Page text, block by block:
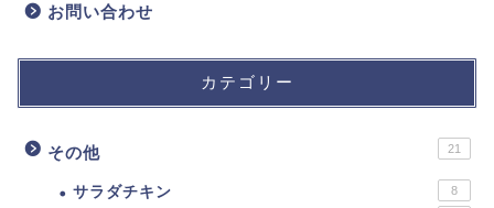
お問い合わせ
カテゴリー
その他 21
サラダチキン 8